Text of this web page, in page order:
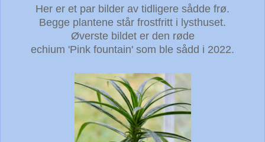
Her er et par bilder av tidligere sådde frø.
Begge plantene står frostfritt i lysthuset.
Øverste bildet er den røde
echium 'Pink fountain' som ble sådd i 2022.